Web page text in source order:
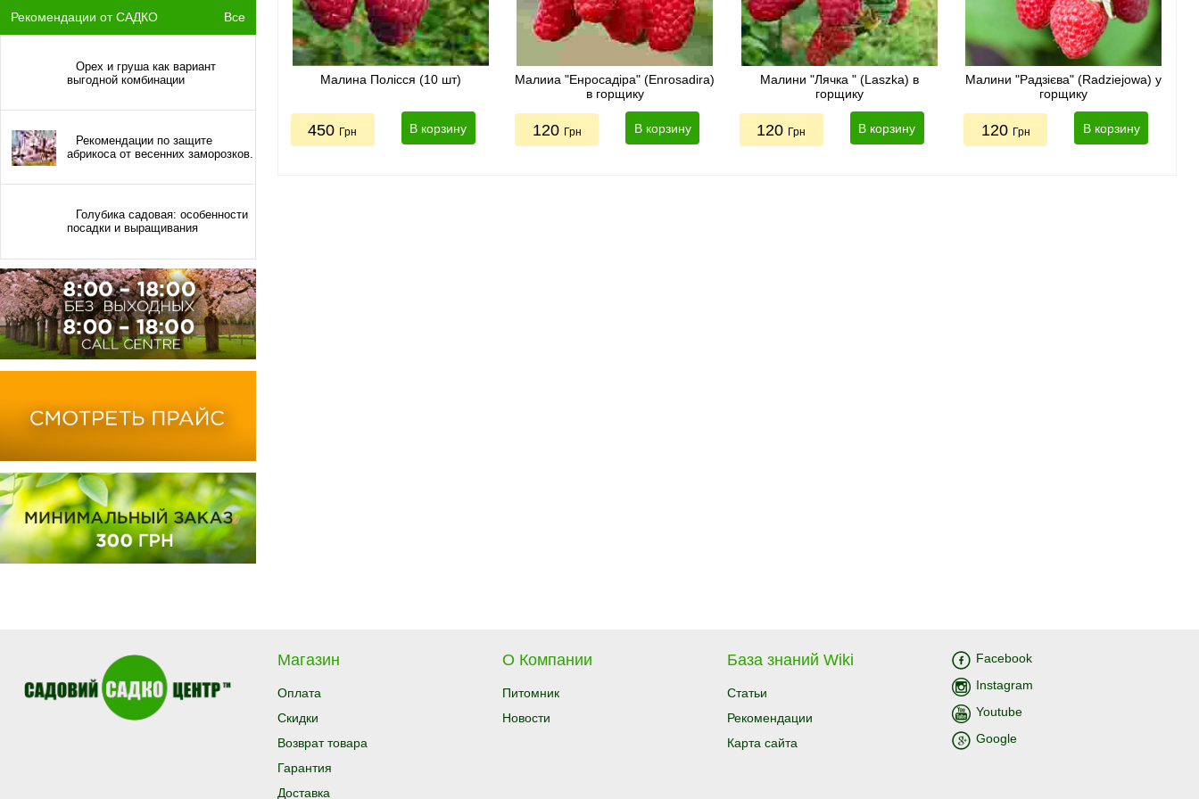
Рекомендации от САДКО Все
Орех и груша как вариант
выгодной комбинации
Рекомендации по защите
абрикоса от весенних заморозков.
Голубика садовая: особенности
посадки и выращивания
Малина Полісся (10 шт)
450 Грн В корзину
Малииа "Енросадіра" (Enrosadira)
в горщику
120 Грн В корзину
Малини "Лячка " (Laszka) в
горщику
120 Грн В корзину
Малини "Радзієва" (Radziejowa) у
горщику
120 Грн В корзину
Магазин
Оплата
Скидки
Возврат товара
Гарантия
Доставка
О Компании
Питомник
Новости
База знаний Wiki
Статьи
Рекомендации
Карта сайта
Facebook
Instagram
Youtube
Google